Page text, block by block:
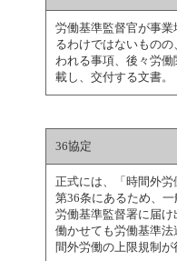
労働基準監督官が事
るわけではないもの
われる事項、後々労
載し、交付する文書。
36協定
正式には、「時間外
第36条にあるため、
労働基準監督署に届
働かせても労働基準
間外労働の上限規制